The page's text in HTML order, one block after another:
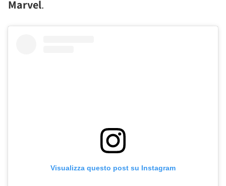
Marvel.
Visualizza questo post su Instagram